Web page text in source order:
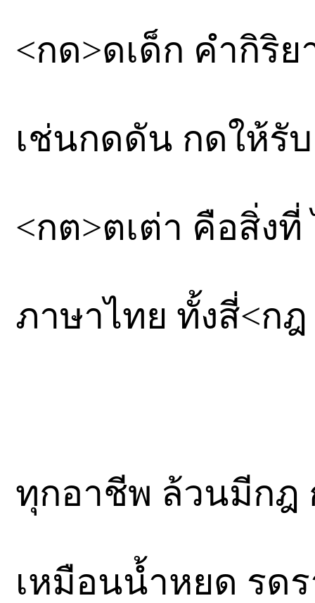
<กด>ดเด็ก คำกิริย
เช่นกดดัน กดให้รั
<กต>ตเต่า คือสิ่งที่
ภาษาไทย ทั้งสี่<ก
ทุกอาชีพ ล้วนมีกฎ
เหมือนน้ำหยด รด